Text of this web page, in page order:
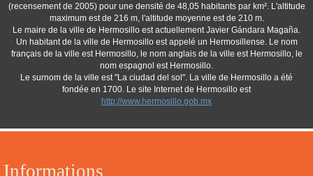
Informations
(recensement de 2005) pour une densité de 48,05 habitants par km². L'altitude
maximum est de 216 m, l'altitude moyenne est de 210 m.
Le maire de la ville de Hermosillo est actuellement Javier Gándara Magaña.
Un habitant de la ville de Hermosillo est appelé un Hermosillense. Le nom
français de la ville est Hermosillo, le nom anglais de la ville est Hermosillo, le
nom espagnol est Hermosillo.
Le surnom de la ville est "La ciudad del sol". La ville de Hermosillo a été
fondée en 1700. Le site Internet de Hermosillo est
http://www.hermosillo.gob.mx